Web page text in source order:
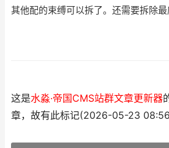
其他配的束缚可以拆了。还需要拆除最
这是水淼·帝国CMS站群文章更新器
章，故有此标记(2026-05-23